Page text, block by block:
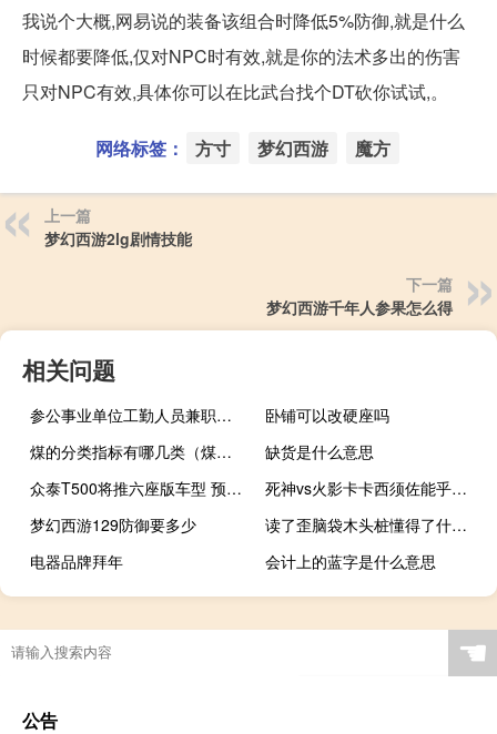
我说个大概,网易说的装备该组合时降低5%防御,就是什么
时候都要降低,仅对NPC时有效,就是你的法术多出的伤害
只对NPC有效,具体你可以在比武台找个DT砍你试试,。
网络标签： 方寸 梦幻西游 魔方
上一篇
梦幻西游2lg剧情技能
下一篇
梦幻西游千年人参果怎么得
相关问题
参公事业单位工勤人员兼职（参公事业单位工勤人员）
卧铺可以改硬座吗
煤的分类指标有哪几类（煤的分类）
缺货是什么意思
众泰T500将推六座版车型 预售价8-12万元
死神vs火影卡卡西须佐能乎（卡卡西须佐能乎）
梦幻西游129防御要多少
读了歪脑袋木头桩懂得了什么道理
电器品牌拜年
会计上的蓝字是什么意思
☚
公告